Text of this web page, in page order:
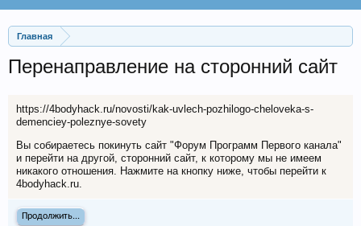
Главная
Перенаправление на сторонний сайт
https://4bodyhack.ru/novosti/kak-uvlech-pozhilogo-cheloveka-s-
demenciey-poleznye-sovety
Вы собираетесь покинуть сайт "Форум Программ Первого канала"
и перейти на другой, сторонний сайт, к которому мы не имеем
никакого отношения. Нажмите на кнопку ниже, чтобы перейти к
4bodyhack.ru.
Продолжить...